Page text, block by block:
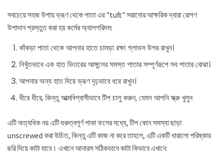
সবচেয়ে সহজ উপায় ভ্রূণ থেকে পাতা এর "tuft" সরানোর আক্ষরিক দ্বারা রোপণ
উপাদান প্রস্তুত করা হয় কর্মের অ্যালগরিদম:
কাঁকড়া পাতা থেকে আপনার হাতে চামড়া রক্ষা গ্লাভস উপর রাখুন।
নিখুঁতভাবে এক হাত ভিতরের আঙ্গুলের সমস্ত পাতার সম্পূর্ণরূপে সব পাতার বোঝা।
আপনার অন্য হাত দিয়ে ভ্রূণ দৃঢ়ভাবে ধরে রাখুন।
ধীরে ধীরে, কিন্তু আত্মবিশ্বাসীভাবে টিপ চালু করুন, যেমন আপনি স্ক্রু খুলুন
এটি অত্যধিক নয় এটি গুরুত্বপূর্ণ পাকা ফলের মধ্যে, টিপ কোন সমস্যা ছাড়া
unscrewed করা উচিত, কিন্তু এটি কাজ না করে তাহলে, এটি একটি ধারালো পরিষ্কার
ছুরি দিয়ে কাটা যাবে। এখানে আনারস সঠিকভাবে কাটা কিভাবে এখানে: